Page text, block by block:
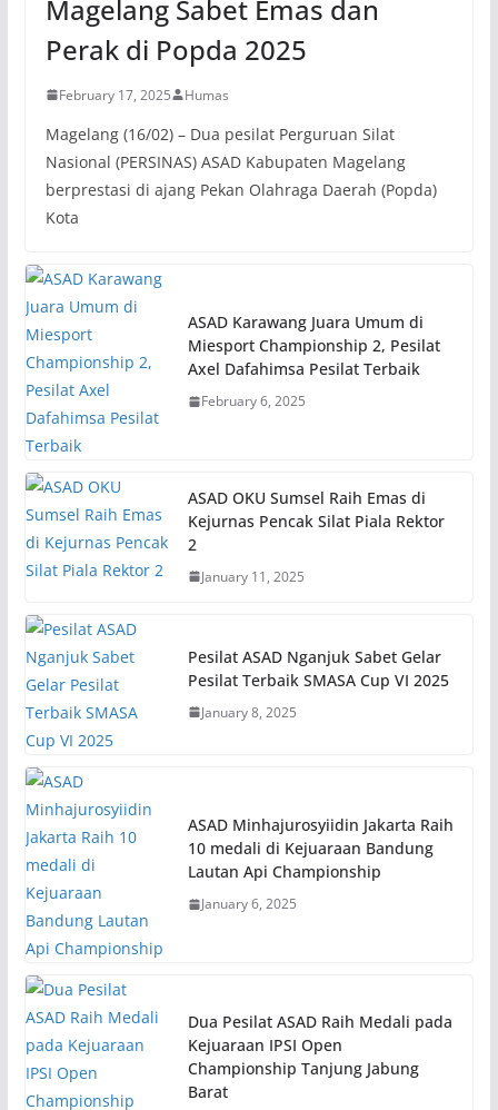
Magelang Sabet Emas dan
Perak di Popda 2025
February 17, 2025 Humas
Magelang (16/02) – Dua pesilat Perguruan Silat
Nasional (PERSINAS) ASAD Kabupaten Magelang
berprestasi di ajang Pekan Olahraga Daerah (Popda)
Kota
ASAD Karawang Juara Umum di
Miesport Championship 2, Pesilat
Axel Dafahimsa Pesilat Terbaik
February 6, 2025
ASAD OKU Sumsel Raih Emas di
Kejurnas Pencak Silat Piala Rektor
2
January 11, 2025
Pesilat ASAD Nganjuk Sabet Gelar
Pesilat Terbaik SMASA Cup VI 2025
January 8, 2025
ASAD Minhajurosyiidin Jakarta Raih
10 medali di Kejuaraan Bandung
Lautan Api Championship
January 6, 2025
Dua Pesilat ASAD Raih Medali pada
Kejuaraan IPSI Open
Championship Tanjung Jabung
Barat